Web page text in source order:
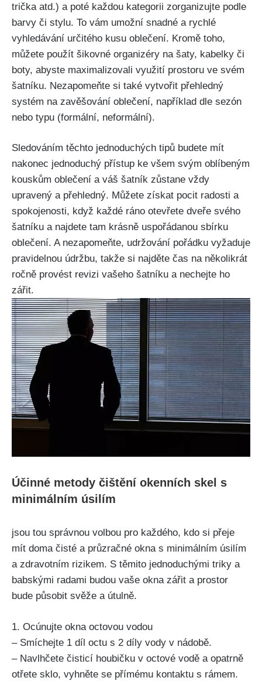
trička atd.) a poté každou kategorii zorganizujte podle
barvy či stylu. To vám ⁤umožní snadné a ⁣rychlé
vyhledávání určitého kusu oblečení. Kromě toho,
můžete použít šikovné organizéry na šaty, kabelky či
boty, abyste maximalizovali využití prostoru ve svém
šatníku. Nezapomeňte si také vytvořit přehledný
systém na⁣ zavěšování oblečení, například dle sezón
nebo typu (formální, neformální).
Sledováním těchto jednoduchých tipů budete mít
nakonec jednoduchý přístup⁣ ke všem svým oblíbeným
kouskům oblečení a ⁣váš šatník zůstane vždy
upravený a přehledný. Můžete získat ‍pocit radosti a‌
spokojenosti, ‍když každé ráno otevřete dveře svého
šatníku a najdete‌ tam krásně uspořádanou sbírku
oblečení. A nezapomeňte, udržování pořádku vyžaduje
pravidelnou údržbu, takže si⁤ najděte čas na několikrát
ročně provést revizi vašeho šatníku a nechejte⁤ ho
zářit.
Účinné metody čištění okenních ‍skel⁤ s
minimálním úsilím
jsou ‌tou správnou volbou pro každého, kdo si přeje
mít doma čisté a​ průzračné okna s​ minimálním úsilím
a zdravotním rizikem. S těmito jednoduchými triky a
babskými radami budou vaše okna ‍zářit a ⁣prostor
bude působit svěže a útulně.
1. Ocúnujte okna octovou vodou
– Smíchejte 1 díl octu s 2 díly vody v nádobě.
– ⁢Navlhčete čisticí houbičku v octové vodě a⁢ opatrně
otřete sklo, vyhněte‍ se přímému kontaktu ​s rámem.